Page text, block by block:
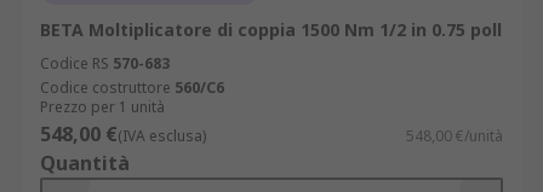
BETA Moltiplicatore di coppia 1500 Nm 1/2 in 0.75 poll
Codice RS 570-683
Codice costruttore 560/C6
Prezzo per 1 unità
548,00 €(IVA esclusa) 548,00 €/unità
Quantità